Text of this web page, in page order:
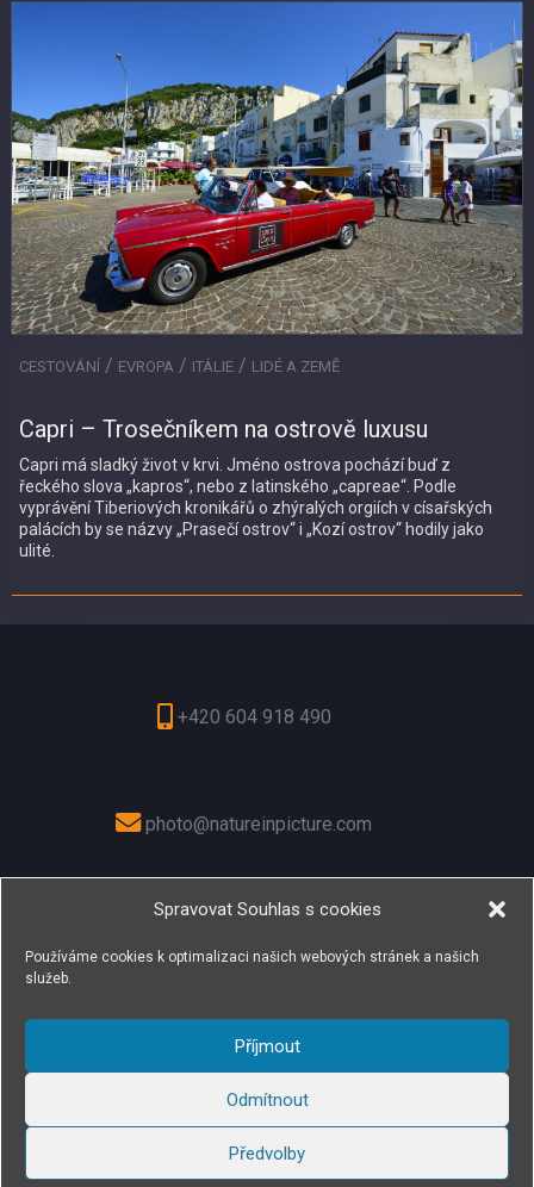
Spravovat Souhlas s cookies
Používáme cookies k optimalizaci našich webových stránek a našich
služeb.
Příjmout
Odmítnout
Předvolby
CESTOVÁNÍ / EVROPA / ITÁLIE / LIDÉ A ZEMĚ
Capri – Trosečníkem na ostrově luxusu
Capri má sladký život v krvi. Jméno ostrova pochází buď z
řeckého slova „kapros“, nebo z latinského „capreae“. Podle
vyprávění Tiberiových kronikářů o zhýralých orgiích v císařských
palácích by se názvy „Prasečí ostrov“ i „Kozí ostrov“ hodily jako
ulité.
+420 604 918 490
photo@natureinpicture.com
© 2026Nature in Picture– All rights reserved
– Designed with the